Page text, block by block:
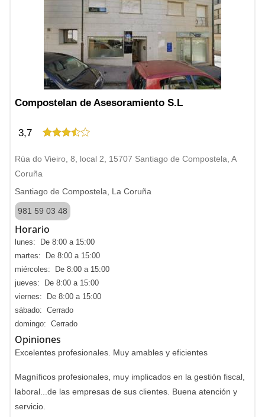
Compostelan de Asesoramiento S.L
3,7
Rúa do Vieiro, 8, local 2, 15707 Santiago de Compostela, A
Coruña
Santiago de Compostela, La Coruña
981 59 03 48
Horario
lunes: De 8:00 a 15:00
martes: De 8:00 a 15:00
miércoles: De 8:00 a 15:00
jueves: De 8:00 a 15:00
viernes: De 8:00 a 15:00
sábado: Cerrado
domingo: Cerrado
Opiniones
Excelentes profesionales. Muy amables y eficientes
Magníficos profesionales, muy implicados en la gestión fiscal,
laboral...de las empresas de sus clientes. Buena atención y
servicio.